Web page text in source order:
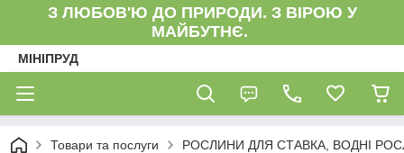
З ЛЮБОВ'Ю ДО ПРИРОДИ. З ВІРОЮ У
МАЙБУТНЄ.
МІНІПРУД
Товари та послуги РОСЛИНИ ДЛЯ СТАВКА, ВОДНІ